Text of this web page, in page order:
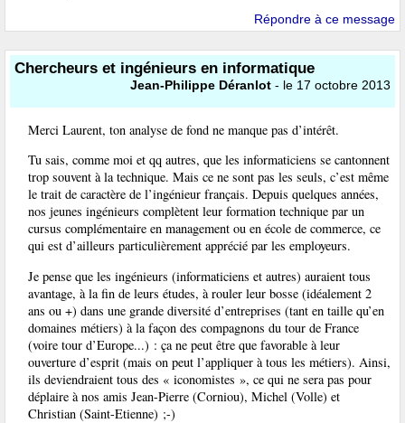
Répondre à ce message
Chercheurs et ingénieurs en informatique
Jean-Philippe Déranlot - le 17 octobre 2013
Merci Laurent, ton analyse de fond ne manque pas d’intérêt.
Tu sais, comme moi et qq autres, que les informaticiens se cantonnent
trop souvent à la technique. Mais ce ne sont pas les seuls, c’est même
le trait de caractère de l’ingénieur français. Depuis quelques années,
nos jeunes ingénieurs complètent leur formation technique par un
cursus complémentaire en management ou en école de commerce, ce
qui est d’ailleurs particulièrement apprécié par les employeurs.
Je pense que les ingénieurs (informaticiens et autres) auraient tous
avantage, à la fin de leurs études, à rouler leur bosse (idéalement 2
ans ou +) dans une grande diversité d’entreprises (tant en taille qu’en
domaines métiers) à la façon des compagnons du tour de France
(voire tour d’Europe...) : ça ne peut être que favorable à leur
ouverture d’esprit (mais on peut l’appliquer à tous les métiers). Ainsi,
ils deviendraient tous des « iconomistes », ce qui ne sera pas pour
déplaire à nos amis Jean-Pierre (Corniou), Michel (Volle) et
Christian (Saint-Etienne) ;-)